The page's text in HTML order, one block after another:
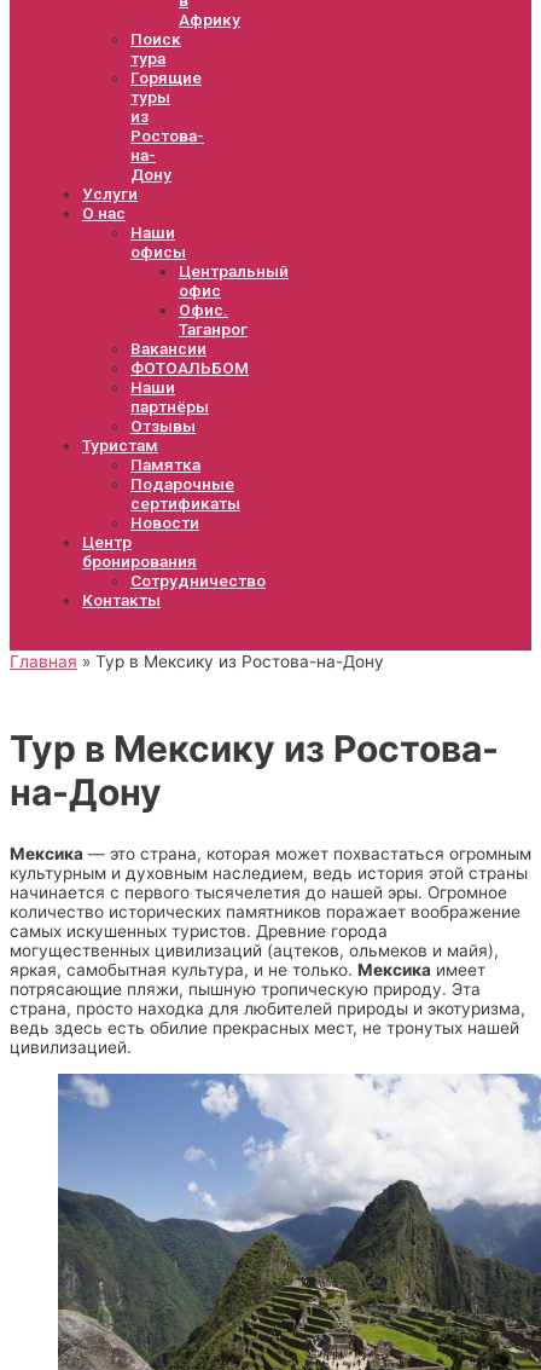
Африку
Поиск
тура
Горящие
туры
из
Ростова-
на-
Дону
Услуги
О нас
Наши
офисы
Центральный
офис
Офис.
Таганрог
Вакансии
ФОТОАЛЬБОМ
Наши
партнёры
Отзывы
Туристам
Памятка
Подарочные
сертификаты
Новости
Центр
бронирования
Сотрудничество
Контакты
Главная Тур в Мексику из Ростова-на-Дону
Тур в Мексику из Ростова-
на-Дону
Мексика — это страна, которая может похвастаться огромным
культурным и духовным наследием, ведь история этой страны
начинается с первого тысячелетия до нашей эры. Огромное
количество исторических памятников поражает воображение
самых искушенных туристов. Древние города
могущественных цивилизаций (ацтеков, ольмеков и майя),
яркая, самобытная культура, и не только. Мексика имеет
потрясающие пляжи, пышную тропическую природу. Эта
страна, просто находка для любителей природы и экотуризма,
ведь здесь есть обилие прекрасных мест, не тронутых нашей
цивилизацией.